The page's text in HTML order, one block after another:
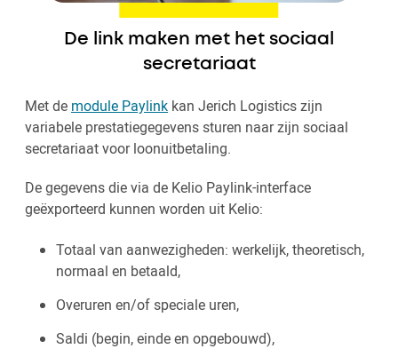
De link maken met het sociaal
secretariaat
Met de module Paylink kan Jerich Logistics zijn
variabele prestatiegegevens sturen naar zijn sociaal
secretariaat voor loonuitbetaling.
De gegevens die via de Kelio Paylink-interface
geëxporteerd kunnen worden uit Kelio:
Totaal van aanwezigheden: werkelijk, theoretisch,
normaal en betaald,
Overuren en/of speciale uren,
Saldi (begin, einde en opgebouwd),